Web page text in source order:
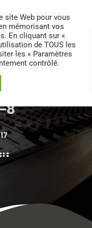
search menu
8
17
site Web pour vous
mémorisant vos
En cliquant sur «
de TOUS les
les « Paramètres
contrôlé.